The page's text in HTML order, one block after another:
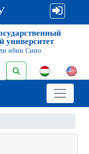
университет
ибни Сино